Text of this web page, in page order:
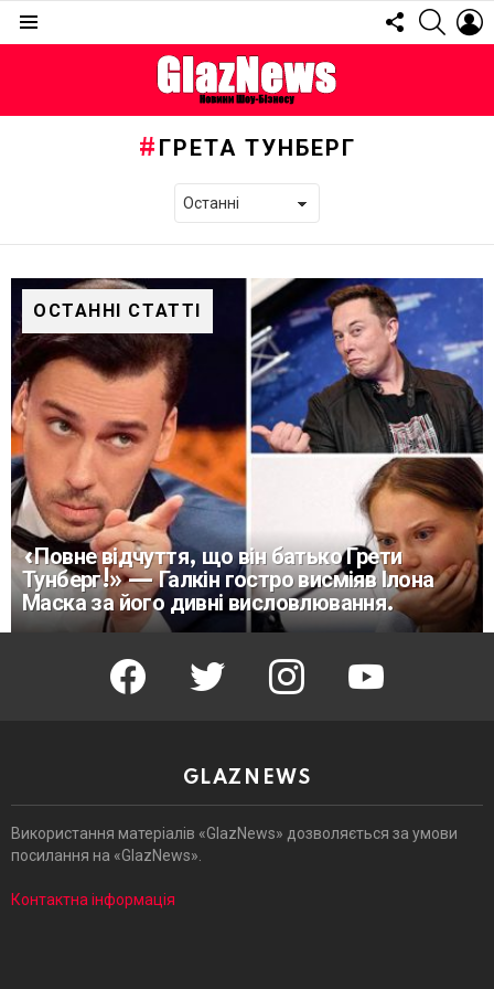
FOLLOW
US
ГРЕТА ТУНБЕРГ
ОСТАННІ СТАТТІ
«Повне відчуття, що він батько Грети
Тунберг!» — Галкін гостро висміяв Ілона
Маска за його дивні висловлювання.
facebook twitter instagram youtube
GLAZNEWS
Використання матеріалів «GlazNews» дозволяється за умови
посилання на «GlazNews».
Контактна інформація